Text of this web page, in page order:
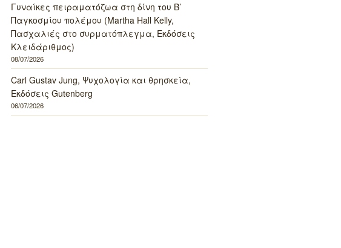
Γυναίκες πειραματόζωα στη δίνη του Β’
Παγκοσμίου πολέμου (Martha Hall Kelly,
Πασχαλιές στο συρματόπλεγμα, Εκδόσεις
Κλειδάριθμος)
08/07/2026
Carl Gustav Jung, Ψυχολογία και θρησκεία,
Εκδόσεις Gutenberg
06/07/2026